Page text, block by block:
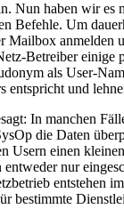
Nun haben wir
Befehle. Um
anmelden
Betreiber
als User-
entspricht und
In manchen
die Daten
Usern einen
nur
entstehen
bestimmte